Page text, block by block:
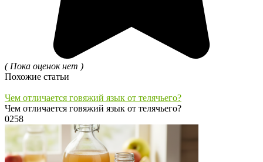
( Пока оценок нет )
Похожие статьи
Чем отличается говяжий язык от телячьего?
Чем отличается говяжий язык от телячьего?
0258